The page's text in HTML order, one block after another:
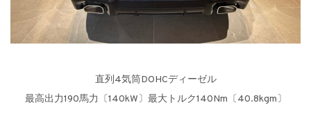
直列4気筒DOHCディーゼル
最高出力190馬力〔140kW〕最大トルク140Nm〔40.8kgm〕